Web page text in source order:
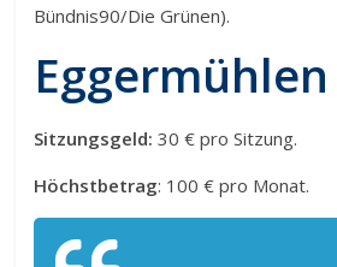
Bündnis90/Die Grünen).
Eggermühlen
Sitzungsgeld:30 € pro Sitzung.
Höchstbetrag: 100 € pro Monat.